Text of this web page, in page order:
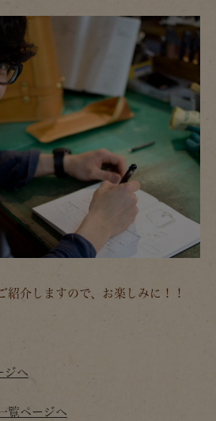
紹介しますので、お楽しみに！！
ジへ
覧ページへ